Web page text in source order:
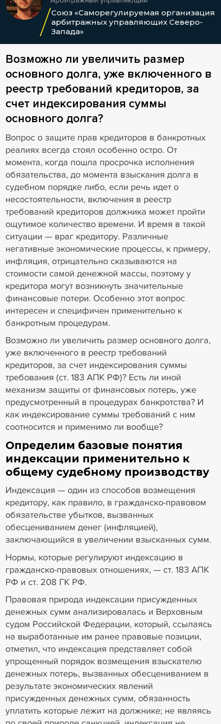
Союз «Саморегулируемая организация
арбитражных управляющих Северо-
Запада»
Возможно ли увеличить размер
основного долга, уже включенного в
реестр требований кредиторов, за
счет индексирования суммы
основного долга?
Вопрос о защите прав кредиторов в банкротных
реалиях всегда стоял особенно остро. От
момента, когда пошла просрочка исполнения
обязательства, до момента взыскания долга в
судебном порядке либо, если речь идет о
несостоятельности, включения в реестр
требований кредиторов должника может пройти
ощутимое количество времени. И время в такой
ситуации — враг кредитору. Различные
негативные экономические процессы, к примеру,
инфляция, отрицательно сказываются на
стоимости самой денежной массы, поэтому у
кредитора могут возникнуть значительные
финансовые потери. Особенно этот вопрос
интересен и специфичен применительно к
банкротным процедурам.
Возможно ли увеличить размер основного долга,
уже включенного в реестр требований
кредиторов, за счет индексирования суммы
требования (ст. 183 АПК РФ)? Есть ли иной
механизм защиты от финансовых потерь, уже
предусмотренный в процедурах банкротства? И
как индексирование суммы требований с ним
соотносится и применимо ли вообще?
Определим базовые понятия
индексации применительно к
общему судебному производству
Индексация — один из способов возмещения
кредитору, как правило, в гражданско-правовом
обязательстве убытков, вызванных
обесцениванием денег (инфляцией),
заключающийся в увеличении взысканных сумм.
Нормы, которые регулируют индексацию в
гражданско-правовых отношениях, — ст. 183 АПК
РФ и ст. 208 ГК РФ.
Правовая природа индексации присужденных
денежных сумм анализировалась и Верховным
судом Российской Федерации, который, ссылаясь
на выработанные им ранее правовые позиции,
отметил, что индексация представляет собой
упрощенный порядок возмещения взыскателю
денежных потерь, вызванных обесцениванием в
результате экономических явлений
присужденных денежных сумм, обязанность
уплатить которые лежит на должнике; не являясь